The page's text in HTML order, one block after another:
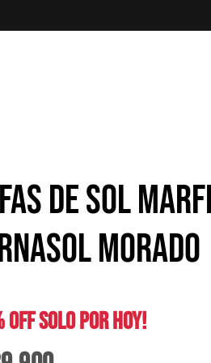
DE SOL
MORADO
SOLO POR HOY!